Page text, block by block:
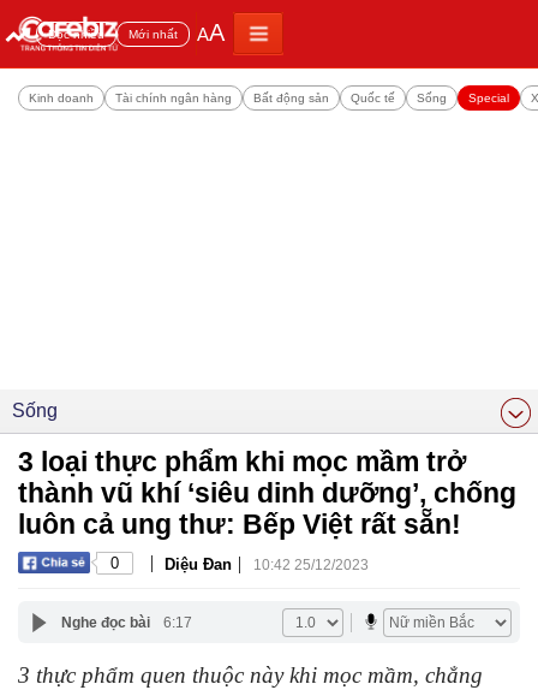
Đọc nhiều Mới nhất AA
Kinh doanh Tài chính ngân hàng Bất động sản Quốc tế Sống Special
Sống
3 loại thực phẩm khi mọc mầm trở
thành vũ khí ‘siêu dinh dưỡng’, chống
luôn cả ung thư: Bếp Việt rất sẵn!
0 | Diệu Đan | 10:42 25/12/2023
Nghe đọc bài 6:17
3 thực phẩm quen thuộc này khi mọc mầm, chẳng